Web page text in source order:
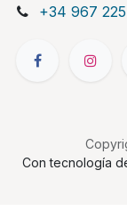
+34 967
Con tecnología